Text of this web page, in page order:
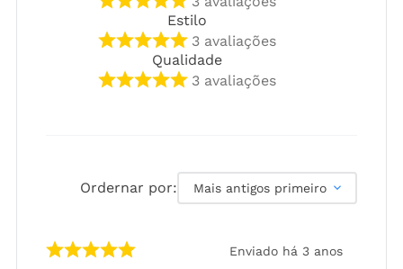
Estilo
3 avaliações
Qualidade
3 avaliações
Ordernar por: Mais antigos primeiro
Enviado há 3 anos